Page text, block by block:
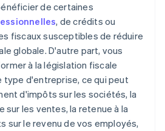
de certaines
, de crédits ou
fiscaux susceptibles de réduire
globale. D'autre part, vous
à la législation fiscale
type d'entreprise, ce qui peut
d'impôts sur les sociétés, la
sur les ventes, la retenue à la
sur le revenu de vos employés,